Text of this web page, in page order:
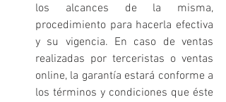
los alcances de la misma,
procedimiento para hacerla efectiva
y su vigencia. En caso de ventas
realizadas por terceristas o ventas
online, la garantía estará conforme a
los términos y condiciones que éste